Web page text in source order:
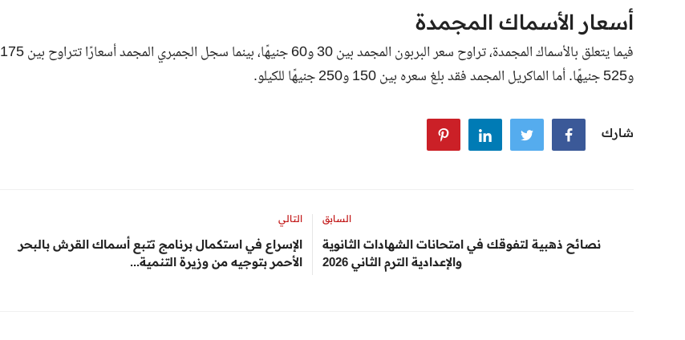
أسعار الأسماك المجمدة
فيما يتعلق بالأسماك المجمدة، تراوح سعر البربون المجمد بين 30 و60 جنيهًا، بينما سجل الجمبري المجمد أسعارًا تتراوح بين 175
و525 جنيهًا. أما الماكريل المجمد فقد بلغ سعره بين 150 و250 جنيهًا للكيلو.
شارك
السابق
نصائح ذهبية لتفوقك في امتحانات الشهادات الثانوية
والإعدادية الترم الثاني 2026
التالي
الإسراع في استكمال برنامج تتبع أسماك القرش بالبحر
الأحمر بتوجيه من وزيرة التنمية...